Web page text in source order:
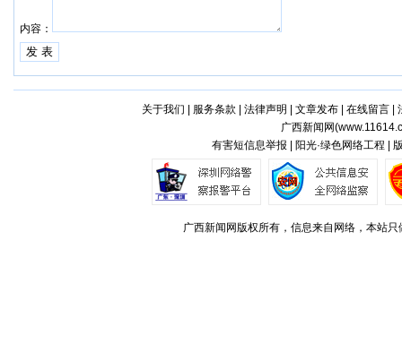
内容：
关于我们 服务条款 法律声明 文章发布| 在线留言|
广西新闻网(
有害短信息举报 | 阳光·绿色网络工程 |
广西新闻网版权所有，信息来自网络，本站